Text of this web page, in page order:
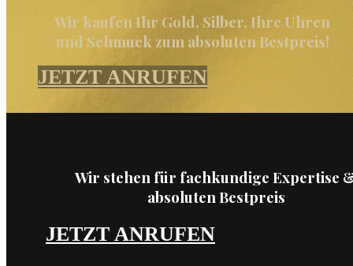
Wir kaufen Ihr Gold, Silber, Ihre Uhren
und Schmuck zum absoluten Bestpreis!
JETZT ANRUFEN
Wir stehen für fachkundige Expertise
absoluten Bestpreis
JETZT ANRUFEN